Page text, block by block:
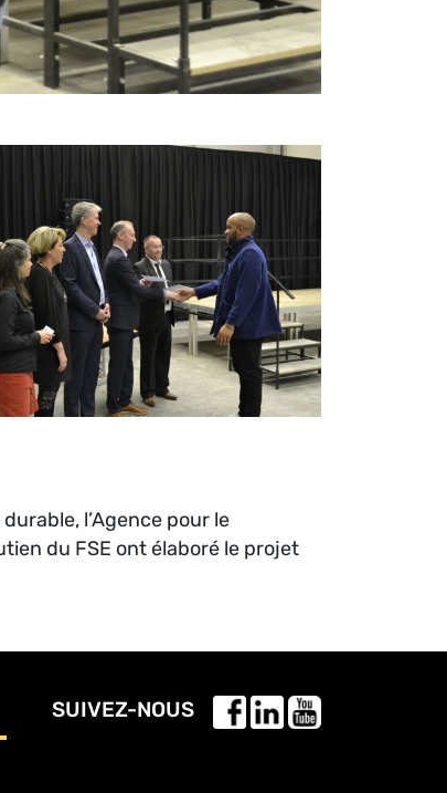
l’Agence pour le
du FSE ont élaboré le projet
SUIVEZ-NOUS